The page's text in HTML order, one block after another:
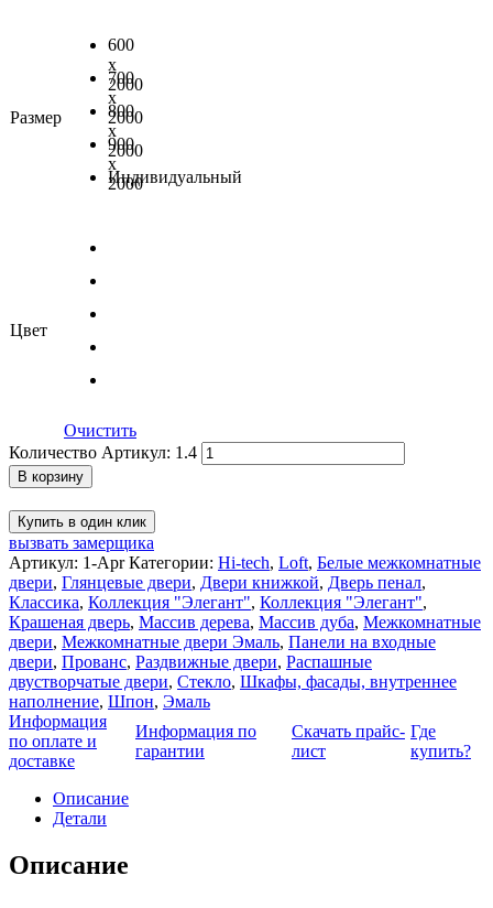
Размер
600
x
2000
700
x
2000
800
x
2000
900
x
2000
Индивидуальный
Цвет
Очистить
Количество Артикул: 1.4
В корзину
Купить в один клик
вызвать замерщика
Артикул: 1-Apr Категории: Hi-tech, Loft, Белые межкомнатные
двери, Глянцевые двери, Двери книжкой, Дверь пенал,
Классика, Коллекция "Элегант", Коллекция "Элегант",
Крашеная дверь, Массив дерева, Массив дуба, Межкомнатные
двери, Межкомнатные двери Эмаль, Панели на входные
двери, Прованс, Раздвижные двери, Распашные
двустворчатые двери, Стекло, Шкафы, фасады, внутреннее
наполнение, Шпон, Эмаль
Информация
по оплате и
доставке
Информация по
гарантии
Скачать прайс-
лист
Где
купить?
Описание
Детали
Описание